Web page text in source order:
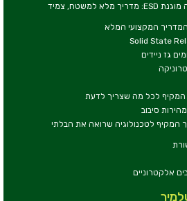
איך מקימים עמדת עבודה מוגנת ESD: מדריך מלא למשטח, צמיד
המקצועי המלא
גז ניידים
המקיף לכל מה שצריך לדעת
סיבוב
המקיף לטכנולוגיה שרואה את הבלתי
אלקטרוניים